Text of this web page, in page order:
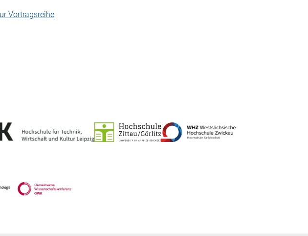
Vortragsreihe